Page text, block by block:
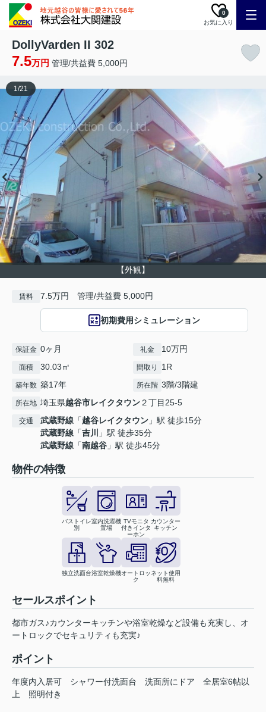
お気に入り
0
DollyVarden II 302
7.5万円 管理/共益費 5,000円
【外観】
1/21
賃料 7.5万円 管理/共益費 5,000円
初期費用シミュレーション
保証金 0ヶ月 礼金 10万円
面積 30.03㎡ 間取り 1R
築年数 築17年 所在階 3階/3階建
所在地 埼玉県越谷市レイクタウン２丁目25-5
交通 武蔵野線 「越谷レイクタウン 」駅 徒歩15分
武蔵野線 「吉川
」駅 徒歩35分
武蔵野線 「南越谷 」駅 徒歩45分
物件の特徴
バストイレ
別
室内洗濯機
置場
TVモニタ
付きインタ
ーホン
カウンター
キッチン
独立洗面台浴室乾燥機オートロッ
ク
ネット使用
料無料
セールスポイント
都市ガス♪カウンターキッチンや浴室乾燥など設備も充実し、オ
ートロックでセキュリティも充実♪
ポイント
年度内入居可 シャワー付洗面台 洗面所にドア
全居室6帖以
上
照明付き